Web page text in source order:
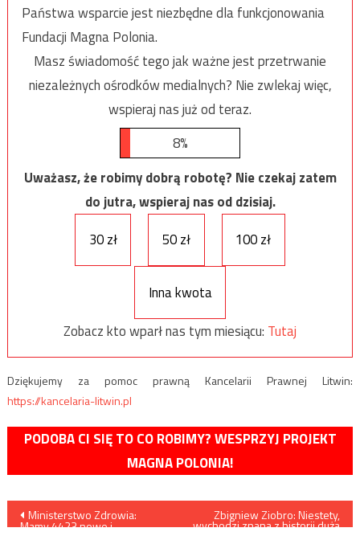
Państwa wsparcie jest niezbędne dla funkcjonowania
Fundacji Magna Polonia.
Masz świadomość tego jak ważne jest przetrwanie
niezależnych ośrodków medialnych? Nie zwlekaj więc,
wspieraj nas już od teraz.
8%
Uważasz, że robimy dobrą robotę? Nie czekaj zatem
do jutra, wspieraj nas od dzisiaj.
30 zł
50 zł 100 zł
Inna kwota
Zobacz kto wparł nas tym miesiącu: Tutaj
Dziękujemy za pomoc prawną Kancelarii Prawnej Litwin:
https://kancelaria-litwin.pl
PODOBA CI SIĘ TO CO ROBIMY? WESPRZYJ PROJEKT
MAGNA POLONIA!
Nawigacja
Ministerstwo Zdrowia:
Mamy 4423 nowe i
Zbigniew Ziobro: Niestety,
wychodzi znana z historii duża